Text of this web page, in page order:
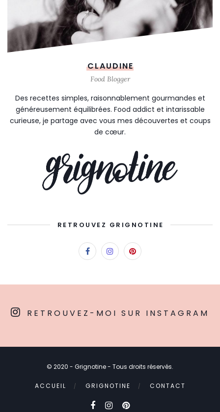
CLAUDINE
Food Blogger
Des recettes simples, raisonnablement gourmandes et
généreusement équilibrées. Food addict et intarissable
curieuse, je partage avec vous mes découvertes et coups
de cœur.
RETROUVEZ GRIGNOTINE
RETROUVEZ-MOI SUR INSTAGRAM
© 2020 - Grignotine - Tous droits réservés.
ACCUEIL GRIGNOTINE CONTACT